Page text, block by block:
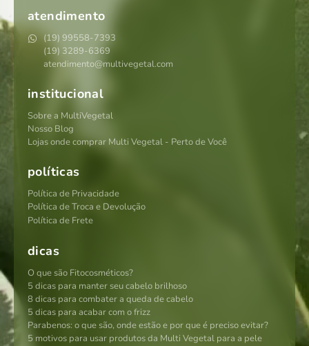
atendimento
(19) 99558-7393
(19) 3289-6369
atendimento@multivegetal.com
institucional
Sobre a MultiVegetal
Nosso Blog
Lojas onde comprar Multi Vegetal - Perto de Você
políticas
Política de Privacidade
Política de Troca e Devolução
Política de Frete
dicas
O que são Fitocosméticos?
5 dicas para manter seu cabelo brilhoso
8 dicas para combater a queda de cabelo
5 dicas para acabar com o frizz
Parabenos: o que são, onde estão e por que é preciso evitar?
5 motivos para usar produtos da Multi Vegetal para a pele